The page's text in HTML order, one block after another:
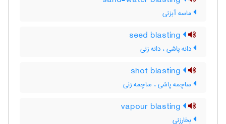
ماسه آبزنی
دانه پاشی ، دانه زنی
ساچمه پاشی ، ساچمه زنی
بخارزنی